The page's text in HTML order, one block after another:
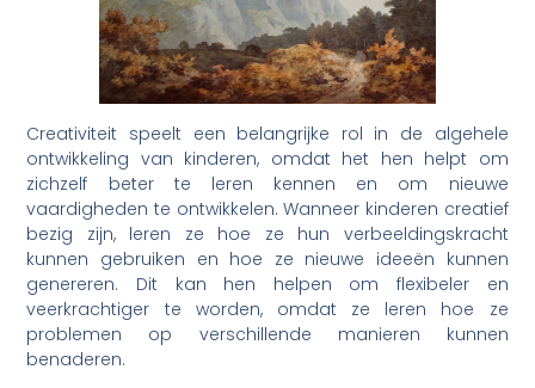
Creativiteit speelt een belangrijke rol in de algehele
ontwikkeling van kinderen, omdat het hen helpt om
zichzelf beter te leren kennen en om nieuwe
vaardigheden te ontwikkelen. Wanneer kinderen creatief
bezig zijn, leren ze hoe ze hun verbeeldingskracht
kunnen gebruiken en hoe ze nieuwe ideeën kunnen
genereren. Dit kan hen helpen om flexibeler en
veerkrachtiger te worden, omdat ze leren hoe ze
problemen op verschillende manieren kunnen
benaderen.